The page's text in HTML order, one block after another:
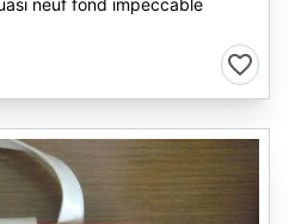
neuf fond impeccable